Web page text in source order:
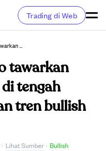
Trading di Web
Kripto Baru Pepeto Tawarkan Staking 172% APY Di Tengah Presale $10 Juta Dan Tren Bullish BNB, Dogecoin.
tawarkan
tengah
tren bullish
· Lihat Sumber · Bullish